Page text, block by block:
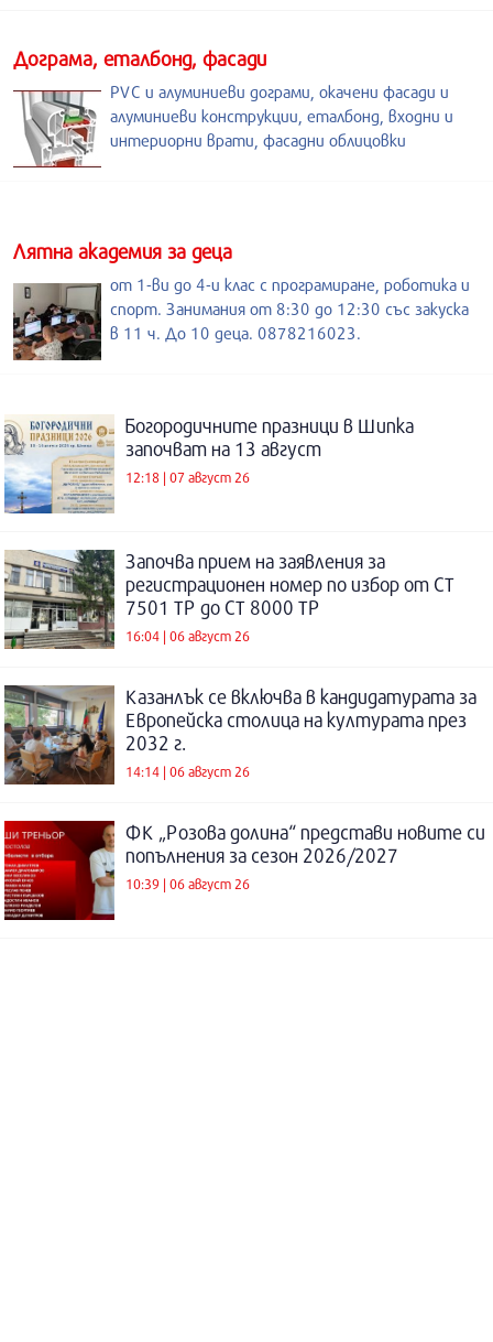
Дограма, еталбонд, фасади
PVC и алуминиеви дограми, окачени фасади и
алуминиеви конструкции, еталбонд, входни и
интериорни врати, фасадни облицовки
Лятна академия за деца
от 1-ви до 4-и клас с програмиране, роботика и
спорт. Занимания от 8:30 до 12:30 със закуска
в 11 ч. До 10 деца. 0878216023.
Богородичните празници в Шипка
започват на 13 август
12:18 | 07 август 26
Започва прием на заявления за
регистрационен номер по избор от СТ
7501 ТР до СТ 8000 ТР
16:04 | 06 август 26
Казанлък се включва в кандидатурата за
Европейска столица на културата през
2032 г.
14:14 | 06 август 26
ФК „Розова долина“ представи новите си
попълнения за сезон 2026/2027
10:39 | 06 август 26